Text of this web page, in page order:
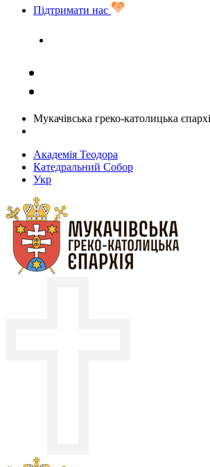
Підтримати нас
Мукачівська греко-католицька
Академія Теодора
Катедральний Собор
Укр